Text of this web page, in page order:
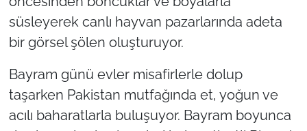
süsleyerek canlı hayvan pazarlarında adeta
bir görsel şölen oluşturuyor.
Bayram günü evler misafirlerle dolup
taşarken Pakistan mutfağında et, yoğun ve
acılı baharatlarla buluşuyor. Bayram boyunca